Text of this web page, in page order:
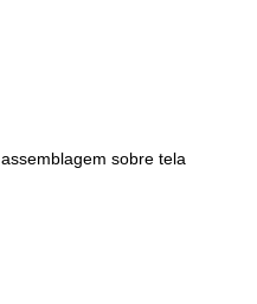
sobre tela